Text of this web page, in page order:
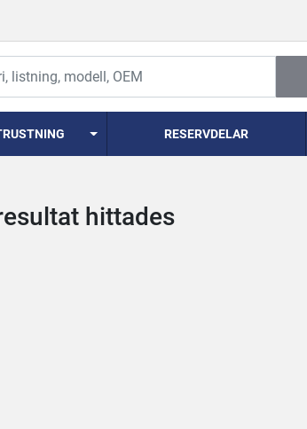
RESERVDELAR
hittades